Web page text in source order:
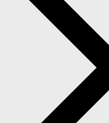
in
unser Leben,